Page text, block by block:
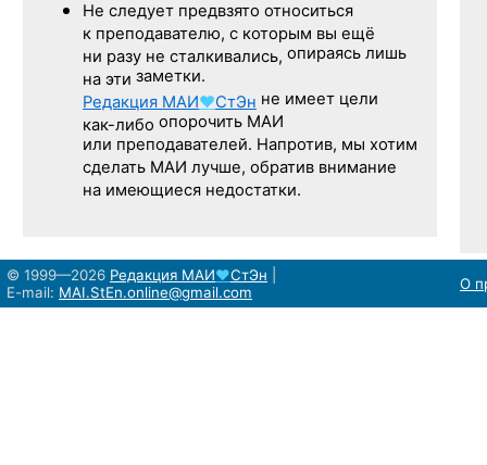
Не следует предвзято относиться
к преподавателю, с которым вы ещё
ни разу не сталкивались, опираясь лишь
на эти заметки.
Редакция МАИ♥СтЭн не имеет цели
как-либо опорочить МАИ
или преподавателей. Напротив, мы хотим
сделать МАИ лучше, обратив внимание
на имеющиеся недостатки.
© 1999—2026 Редакция МАИ♥СтЭн
E-mail: MAI.StEn.online@gmail.com О